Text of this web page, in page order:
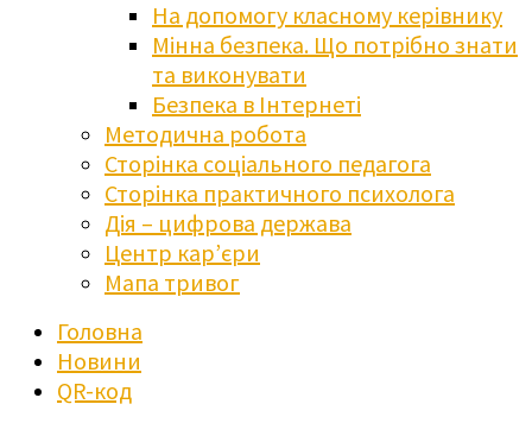
На допомогу класному керівнику
Мінна безпека. Що потрібно знати
та виконувати
Безпека в Інтернеті
Методична робота
Сторінка соціального педагога
Сторінка практичного психолога
Дія – цифрова держава
Центр кар’єри
Мапа тривог
Головна
Новини
QR-код